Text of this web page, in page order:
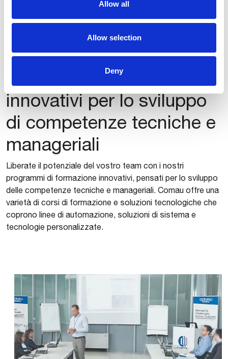
Allow all
Allow selection
Deny
Formazione
Programmi di formazione
innovativi per lo sviluppo
di competenze tecniche e
manageriali
Liberate il potenziale del vostro team con i nostri
programmi di formazione innovativi, pensati per lo sviluppo
delle competenze tecniche e manageriali. Comau offre una
varietà di corsi di formazione e soluzioni tecnologiche che
coprono linee di automazione, soluzioni di sistema e
tecnologie personalizzate.